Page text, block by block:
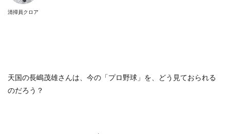
清掃員クロア
天国の長嶋茂雄さんは、今の「プロ野球」を、どう見ておられる
のだろう？